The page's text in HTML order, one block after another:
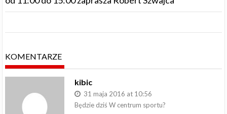
KOMENTARZE
kibic
31 maja 2016 at 10:56
Będzie dziś W centrum sportu?